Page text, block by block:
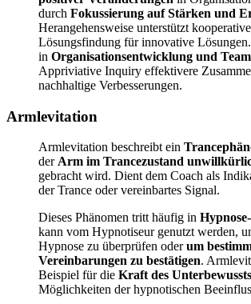
durch Fokussierung auf Stärken und
Herangehensweise unterstützt
Lösungsfindung für innovative
in Organisationsentwicklung und
Appriviative Inquiry effektivere
nachhaltige Verbesserungen.
Armlevitation
Armlevitation beschreibt ein
der Arm im Trancezustand
gebracht wird. Dient dem Coach als
der Trance oder vereinbartes Signal.
Dieses Phänomen tritt häufig in
kann vom Hypnotiseur genutzt werden,
Hypnose zu überprüfen oderum
Vereinbarungen zu bestätigen.
Beispiel für die Kraft des
Möglichkeiten der hypnotischen